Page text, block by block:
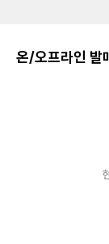
온/오프라인 발